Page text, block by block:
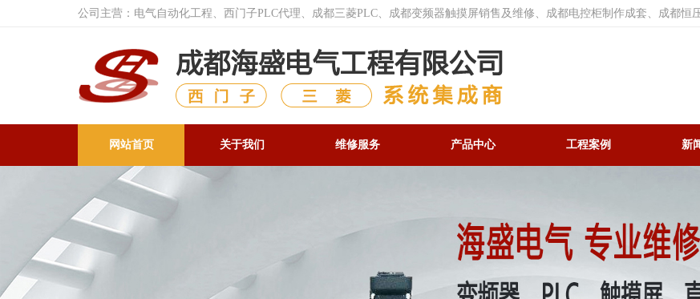
公司主营：电气自动化工程、西门子PLC代理、成都三菱PLC、成都变频器触摸屏销售及维修、成都电控柜制作成套、成都恒
网站首页 关于我们 维修服务 产品中心 工程案例 新